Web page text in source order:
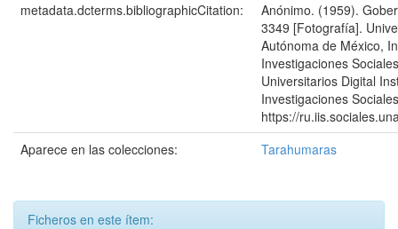
metadata.dcterms.bibliographicCitation:
Anónimo. (1959).
3349 [Fotografía].
Autónoma de México,
Investigaciones
Universitarios Digital
Investigaciones
https://
Aparece en las colecciones:
Tarahumaras
Ficheros en este ítem: